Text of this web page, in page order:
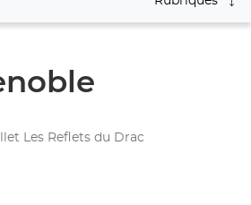
Les Reflets du Drac